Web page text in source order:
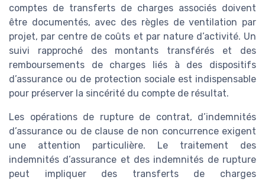
comptes de transferts de charges associés doivent
être documentés, avec des règles de ventilation par
projet, par centre de coûts et par nature d’activité. Un
suivi rapproché des montants transférés et des
remboursements de charges liés à des dispositifs
d’assurance ou de protection sociale est indispensable
pour préserver la sincérité du compte de résultat.
Les opérations de rupture de contrat, d’indemnités
d’assurance ou de clause de non concurrence exigent
une attention particulière. Le traitement des
indemnités d’assurance et des indemnités de rupture
peut impliquer des transferts de charges